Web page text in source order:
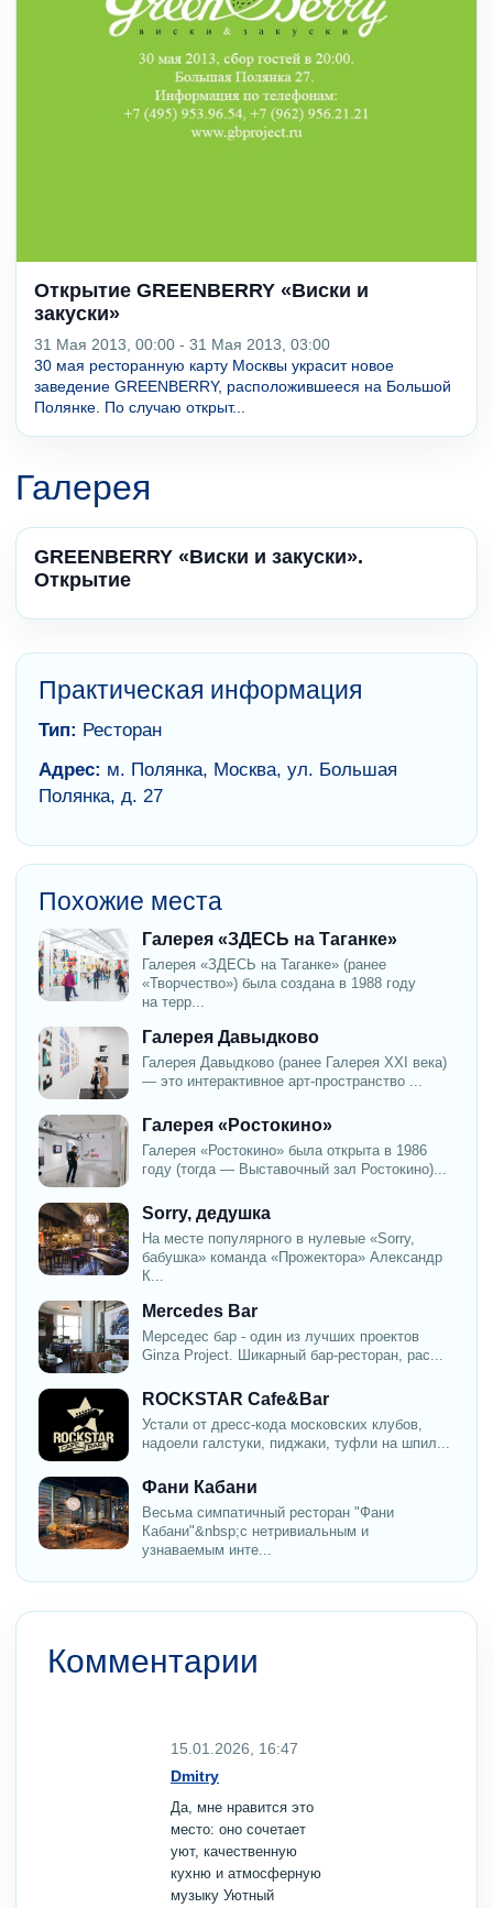
Открытие GREENBERRY «Виски и
закуски»
31 Мая 2013, 00:00 - 31 Мая 2013, 03:00
30 мая ресторанную карту Москвы украсит новое
заведение GREENBERRY, расположившееся на Большой
Полянке. По случаю открыт...
Галерея
GREENBERRY «Виски и закуски».
Открытие
Практическая информация
Тип: Ресторан
Адрес: м. Полянка, Москва, ул. Большая
Полянка, д. 27
Похожие места
Галерея «ЗДЕСЬ на Таганке»
Галерея «ЗДЕСЬ на Таганке» (ранее
«Творчество») была создана в 1988 году
на терр...
Галерея Давыдково
Галерея Давыдково (ранее Галерея XXI века)
— это интерактивное арт-пространство ...
Галерея «Ростокино»
Галерея «Ростокино» была открыта в 1986
году (тогда — Выставочный зал Ростокино)...
Sorry, дедушка
На месте популярного в нулевые «Sorry,
бабушка» команда «Прожектора» Александр
К...
Mercedes Bar
Мерседес бар - один из лучших проектов
Ginza Project. Шикарный бар-ресторан, рас...
ROCKSTAR Cafe&Bar
Устали от дресс-кода московских клубов,
надоели галстуки, пиджаки, туфли на шпил...
Фани Кабани
Весьма симпатичный ресторан "Фани
Кабани"&nbsp;с нетривиальным и
узнаваемым инте...
Комментарии
15.01.2026, 16:47
Dmitry
Да, мне нравится это
место: оно сочетает
уют, качественную
кухню и атмосферную
музыку Уютный